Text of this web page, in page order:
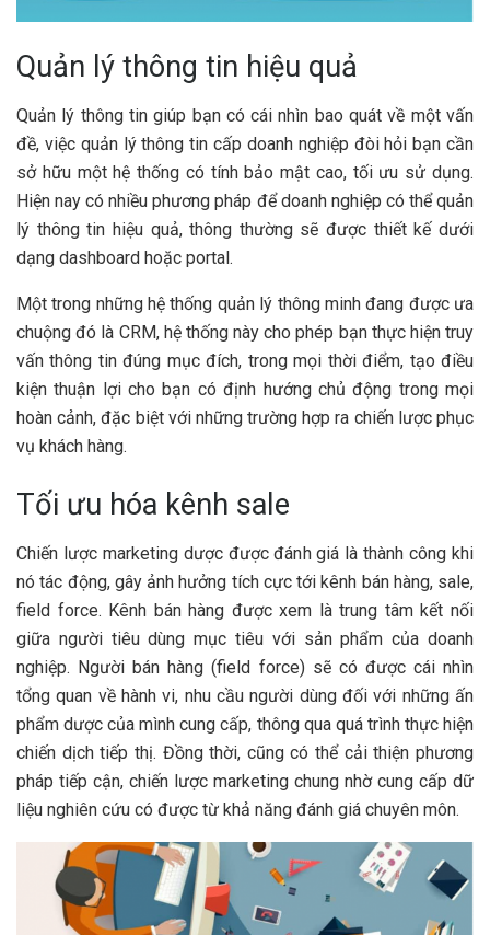
Quản lý thông tin hiệu quả
Quản lý thông tin giúp bạn có cái nhìn bao quát về một vấn
đề, việc quản lý thông tin cấp doanh nghiệp đòi hỏi bạn cần
sở hữu một hệ thống có tính bảo mật cao, tối ưu sử dụng.
Hiện nay có nhiều phương pháp để doanh nghiệp có thể quản
lý thông tin hiệu quả, thông thường sẽ được thiết kế dưới
dạng dashboard hoặc portal.
Một trong những hệ thống quản lý thông minh đang được ưa
chuộng đó là CRM, hệ thống này cho phép bạn thực hiện truy
vấn thông tin đúng mục đích, trong mọi thời điểm, tạo điều
kiện thuận lợi cho bạn có định hướng chủ động trong mọi
hoàn cảnh, đặc biệt với những trường hợp ra chiến lược phục
vụ khách hàng.
Tối ưu hóa kênh sale
Chiến lược marketing dược được đánh giá là thành công khi
nó tác động, gây ảnh hưởng tích cực tới kênh bán hàng, sale,
field force. Kênh bán hàng được xem là trung tâm kết nối
giữa người tiêu dùng mục tiêu với sản phẩm của doanh
nghiệp. Người bán hàng (field force) sẽ có được cái nhìn
tổng quan về hành vi, nhu cầu người dùng đối với những ấn
phẩm dược của mình cung cấp, thông qua quá trình thực hiện
chiến dịch tiếp thị. Đồng thời, cũng có thể cải thiện phương
pháp tiếp cận, chiến lược marketing chung nhờ cung cấp dữ
liệu nghiên cứu có được từ khả năng đánh giá chuyên môn.